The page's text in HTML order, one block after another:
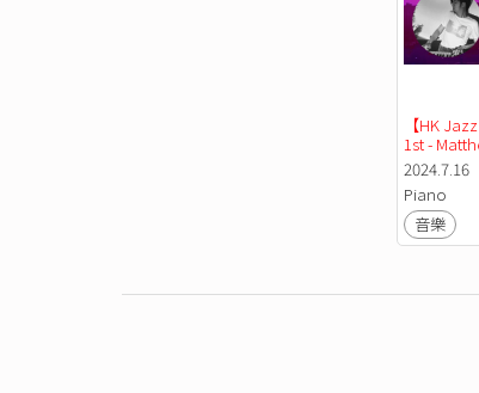
【HK
1st -
Big Band /
Yip's Group
2024.7.16
Piano
音樂